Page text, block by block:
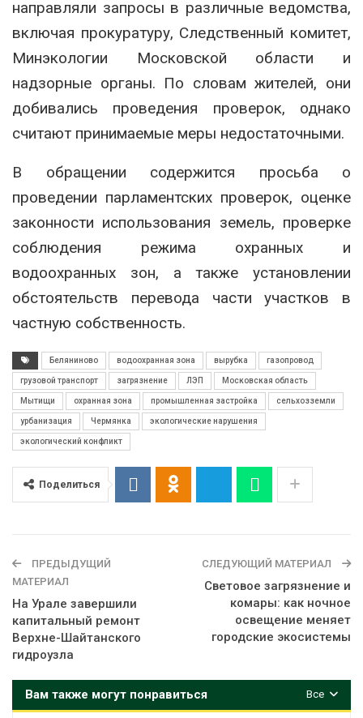
направляли запросы в различные ведомства,
включая прокуратуру, Следственный комитет,
Минэкологии Московской области и
надзорные органы. По словам жителей, они
добивались проведения проверок, однако
считают принимаемые меры недостаточными.
В обращении содержится просьба о
проведении парламентских проверок, оценке
законности использования земель, проверке
соблюдения режима охранных и
водоохранных зон, а также установлении
обстоятельств перевода части участков в
частную собственность.
Беляниново водоохранная зона вырубка газопровод
грузовой транспорт загрязнение ЛЭП Московская область
Мытищи охранная зона промышленная застройка сельхозземли
урбанизация Чермянка экологические нарушения
экологический конфликт
Поделиться
ПРЕДЫДУЩИЙ
МАТЕРИАЛ
На Урале завершили
капитальный ремонт
Верхне-Шайтанского
гидроузла
СЛЕДУЮЩИЙ МАТЕРИАЛ
Световое загрязнение и
комары: как ночное
освещение меняет
городские экосистемы
Все
Вам также могут понравиться